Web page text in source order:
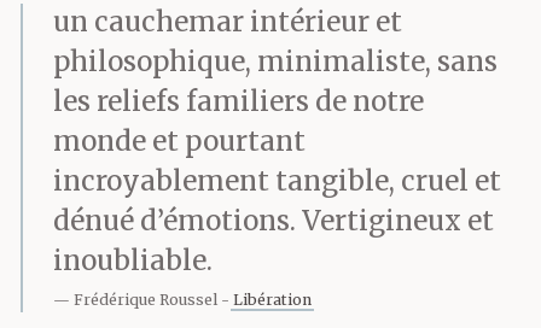
un cauchemar intérieur et
philosophique, minimaliste, sans
les reliefs familiers de notre
monde et pourtant
incroyablement tangible, cruel et
dénué d’émotions. Vertigineux et
inoubliable.
Frédérique Roussel Libération